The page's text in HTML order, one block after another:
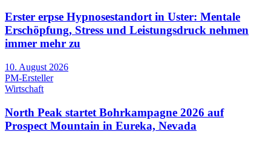
Erster erpse Hypnosestandort in Uster: Mentale
Erschöpfung, Stress und Leistungsdruck nehmen
immer mehr zu
10. August 2026
PM-Ersteller
Wirtschaft
North Peak startet Bohrkampagne 2026 auf
Prospect Mountain in Eureka, Nevada